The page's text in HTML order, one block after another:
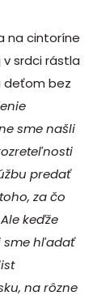
na cintoríne
srdci rástla
deťom bez
sme našli
predať
za čo
keďže
sme hľadať
na rôzne